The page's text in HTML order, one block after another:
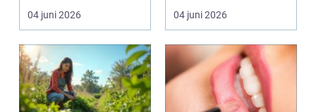
intresse för fotot...
04 juni 2026
kan plötsligt göra så
on...
04 juni 2026